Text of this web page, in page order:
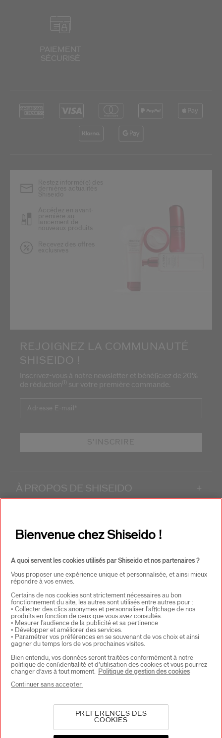
PAIEMENT
SÉCURISÉ
REJOIGNEZ LA COMMUNAUTÉ
SHISEIDO !
Inscrivez-vous à notre newsletter et bénéficiez de 20%
de réduction
sur votre première commande.
*
Adresse E-mail
S'INSCRIRE
À PROPOS DE SHISEIDO +
CHOISISSEZ LE PAYS
SHISEIDO EUROPE
92200 NEUILLY-SUR-SEINE
Bienvenue chez Shiseido !
A quoi servent les cookies utilisés par Shiseido et nos partenaires ?
Vous proposer une expérience unique et personnalisée, et ainsi mieux
répondre à vos envies.
Certains de nos cookies sont strictement nécessaires au bon
fonctionnement du site, les autres sont utilisés entre autres pour :
• Collecter des clics anonymes et personnaliser l’affichage de nos
produits en fonction de ceux que vous avez consultés.
• Mesurer l’audience de la publicité et sa pertinence
• Développer et améliorer des services.
• Paramétrer vos préférences en se souvenant de vos choix et ainsi
gagner du temps lors de vos prochaines visites.
Bien entendu, vos données seront traitées conformément à notre
politique de confidentialité et d’utilisation des cookies et vous pourrez
changer d’avis à tout moment. Politique de gestion des cookies
PREFERENCES DES
COOKIES
Continuer sans accepter